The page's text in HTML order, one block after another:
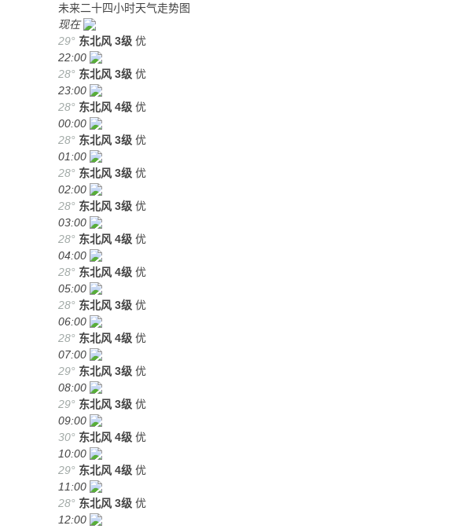
未来二十四小时天气走势图
现在
29° 东北风 3级 优
22:00
28° 东北风 3级 优
23:00
28° 东北风 4级 优
00:00
28° 东北风 3级 优
01:00
28° 东北风 3级 优
02:00
28° 东北风 3级 优
03:00
28° 东北风 4级 优
04:00
28° 东北风 4级 优
05:00
28° 东北风 3级 优
06:00
28° 东北风 4级 优
07:00
29° 东北风 3级 优
08:00
29° 东北风 3级 优
09:00
30° 东北风 4级 优
10:00
29° 东北风 4级 优
11:00
28° 东北风 3级 优
12:00